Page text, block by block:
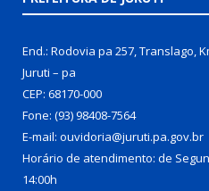
End.: Rodovia pa 257, Translago,
Juruti – pa
CEP: 68170-000
Fone: (93) 98408-7564
E-mail: ouvidoria@juruti.pa.gov.br
Horário de atendimento: de
14:00h